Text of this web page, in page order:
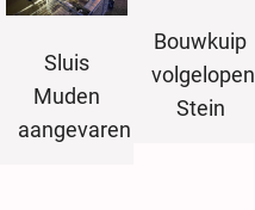
Sluis
Muden
aangevaren
Bouwkuip
volgelopen
Stein